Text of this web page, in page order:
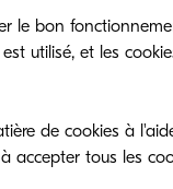
de
doivent être
le bon
utilisé, et les
de cookies à
accepter tous les